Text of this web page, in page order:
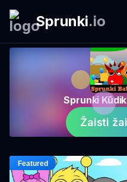
Sprunki.io
Sprunki
Žaisti